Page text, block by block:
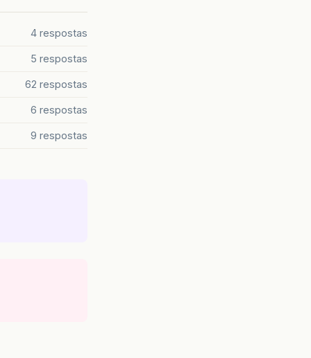
4 respostas
5 respostas
62 respostas
6 respostas
9 respostas